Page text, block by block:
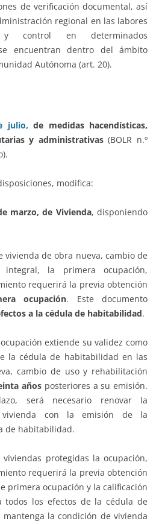
de verificación documental, así
regional en las labores
y control en determinados
encuentran dentro del ámbito
Autónoma (art. 20).
julio, de medidas hacendísticas,
y administrativas(BOLR n.º
modifica:
marzo, de Vivienda, disponiendo
vivienda de obra nueva, cambio de
la primera ocupación,
requerirá la previa obtención
ocupación. Este documento
a la cédula de habitabilidad.
extiende su validez como
la cédula de habitabilidad en las
cambio de uso y rehabilitación
años posteriores a su emisión.
será necesario renovar la
con la emisión de la
de habitabilidad.
protegidas la ocupación,
requerirá la previa obtención
primera ocupación y la calificación
todos los efectos de la cédula de
la condición de vivienda